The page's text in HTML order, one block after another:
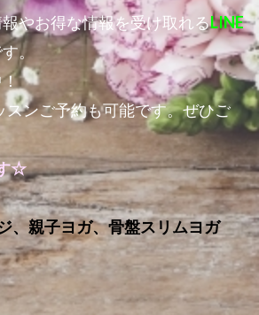
やお得な情報を受け取れるLINE
。
スンご予約も可能です。ぜひご
☆
、親子ヨガ、骨盤スリムヨガ